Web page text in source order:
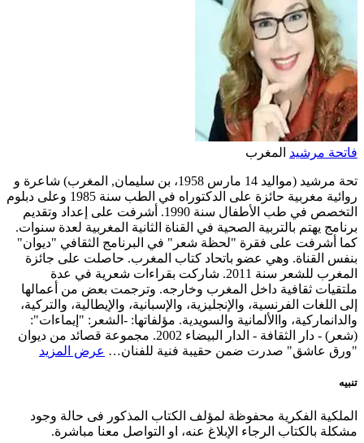
فاتحة مرشيد المغرب
تحة مرشيد (مواليد 14 مارس 1958، بن سليمان, المغرب) شاعرة و
روائية مغربية حائزة على الدكتوراه في الطب سنة 1985 وعلى دبلوم
التخصص في طب الأطفال سنة 1990. أشرفت على إعداد وتقديم
برنامج يهتم بالتربية الصحية في القناة الثانية المغربية لعدة سنوات.
كما أشرفت على فقرة "لحظة شعر" في البرنامج الثقافي "ديوان"
بنفس القناة. وهي عضو باتحاد كتاب المغرب. حاصلت على جائزة
المغرب للشعر سنة 2011. شاركت بقراءات شعرية في عدة
ملتقيات ثقافية داخل المغرب وخارجه. وترجمت بعض من أعمالها
إلى اللغات الفرنسية، والإنجليزية، والإسبانية، والإيطالية، والتركية،
والدانماركية، واالألمانية والسويدية. مؤلفاتها: -الشعر: "إيماءات":
(شعر) - دار الثقافة - الدار البيضاء 2002. مجموعة قصائد من ديوان
"ورق عاشق" صدرت ضمن حقيبة فنية للفنان… عرض المزيد
تنبيه
الملكية الفكرية محفوظة لمؤلف الكتاب المذكور فى حالة وجود
مشكلة بالكتاب الرجاء الإبلاغ عنه، او التواصل معنا مباشرة.